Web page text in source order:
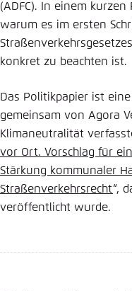
(ADFC). In einem
warum es im ersten
konkret zu beachten ist.
Das Politikpapier ist
gemeinsam von Agora
Klimaneutralität
vor Ort. Vorschlag für
Stärkung kommunaler
Straßenverkehrsrecht“,
veröffentlicht wurde.
speichern